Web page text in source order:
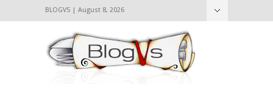
BLOGVS | August 8, 2026